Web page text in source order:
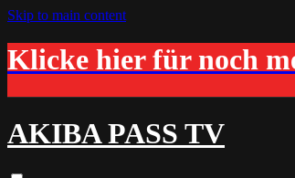
Skip to main content
Klicke hier für noch
AKIBA PASS TV